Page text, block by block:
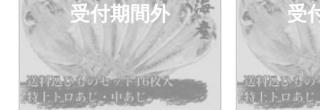
受付期間外 受